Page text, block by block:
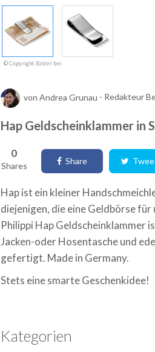
© Copyright Bilder bei
von Andrea Grunau - Redakteur
Hap Geldscheinklammer in
0
Shares Share
Hap ist ein kleiner
diejenigen, die eine Geldbörse
Philippi Hap Geldscheinklammer
Jacken-oder Hosentasche und
gefertigt. Made in Germany.
Stets eine smarte Geschenkidee!
Kategorien